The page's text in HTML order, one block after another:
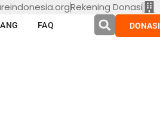
Rekening Donasi
FAQ DONASI